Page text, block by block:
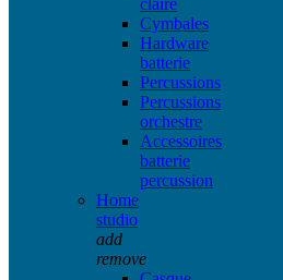
Cymbales
Hardware
batterie
Percussions
Percussions
orchestre
Accessoires
batterie
percussion
Home
studio
add
remove